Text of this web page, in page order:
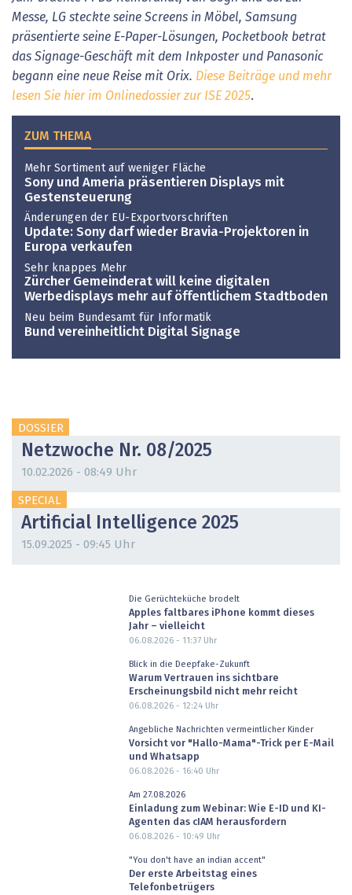
Messe, LG steckte seine Screens in Möbel, Samsung
präsentierte seine E-Paper-Lösungen, Pocketbook betrat
das Signage-Geschäft mit dem Inkposter und Panasonic
begann eine neue Reise mit Orix. Diese Beiträge und mehr
lesen Sie hier im Onlinedossier zur ISE 2025.
ZUM THEMA
Mehr Sortiment auf weniger Fläche
Sony und Ameria präsentieren Displays mit
Gestensteuerung
Änderungen der EU-Exportvorschriften
Update: Sony darf wieder Bravia-Projektoren in
Europa verkaufen
Sehr knappes Mehr
Zürcher Gemeinderat will keine digitalen
Werbedisplays mehr auf öffentlichem Stadtboden
Neu beim Bundesamt für Informatik
Bund vereinheitlicht Digital Signage
DOSSIER
Netzwoche Nr. 08/2025
10.02.2026 - 08:49 Uhr
SPECIAL
Artificial Intelligence 2025
15.09.2025 - 09:45 Uhr
Die Gerüchteküche brodelt
Apples faltbares iPhone kommt dieses
Jahr – vielleicht
06.08.2026 - 11:37Uhr
Blick in die Deepfake-Zukunft
Warum Vertrauen ins sichtbare
Erscheinungsbild nicht mehr reicht
06.08.2026 - 12:24Uhr
Angebliche Nachrichten vermeintlicher Kinder
Vorsicht vor "Hallo-Mama"-Trick per E-Mail
und Whatsapp
06.08.2026 - 16:40 Uhr
Am 27.08.2026
Einladung zum Webinar: Wie E-ID und KI-
Agenten das cIAM herausfordern
06.08.2026 - 10:49 Uhr
"You don't have an indian accent"
Der erste Arbeitstag eines
Telefonbetrügers